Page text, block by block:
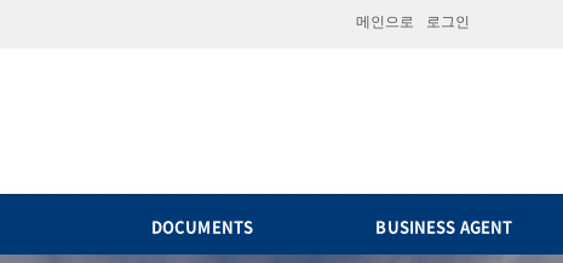
메인으로 로그인
DOCUMENTS BUSINESS AGENT